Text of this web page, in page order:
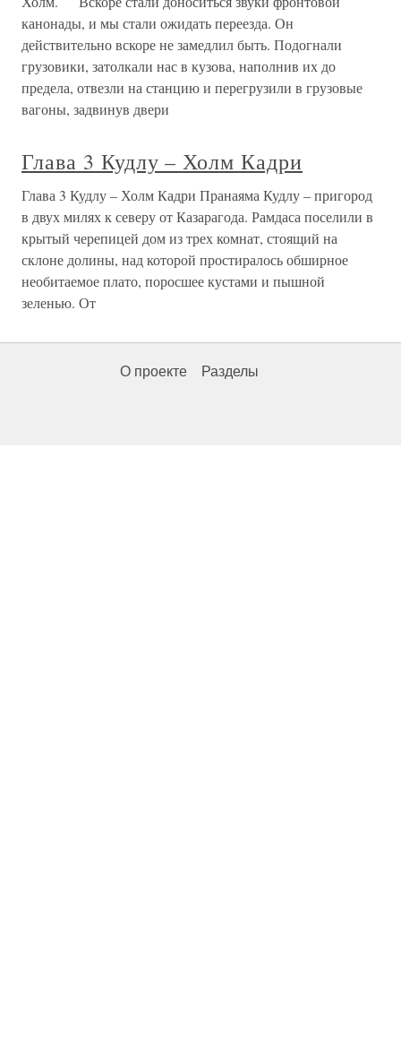
канонады, и мы стали ожидать переезда. Он
действительно вскоре не замедлил быть. Подогнали
грузовики, затолкали нас в кузова, наполнив их до
предела, отвезли на станцию и перегрузили в грузовые
вагоны, задвинув двери
Глава 3 Кудлу – Холм Кадри
Глава 3 Кудлу – Холм Кадри Пранаяма Кудлу – пригород
в двух милях к северу от Казарагода. Рамдаса поселили в
крытый черепицей дом из трех комнат, стоящий на
склоне долины, над которой простиралось обширное
необитаемое плато, поросшее кустами и пышной
зеленью. От
О проекте Разделы